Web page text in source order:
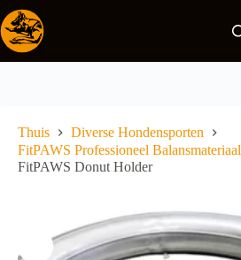
naar
de
inhoud
Thuis
Diverse Hondensporten
FitPAWS Professioneel Balansmateriaal
FitPAWS Donut Holder